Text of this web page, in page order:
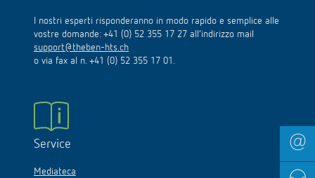
I nostri esperti risponderanno in modo rapido e semplice alle
vostre domande: +41 (0) 52 355 17 27 all’indirizzo mail
support@theben-hts.ch
o via fax al n. +41 (0) 52 355 17 01.
Service
Mediateca